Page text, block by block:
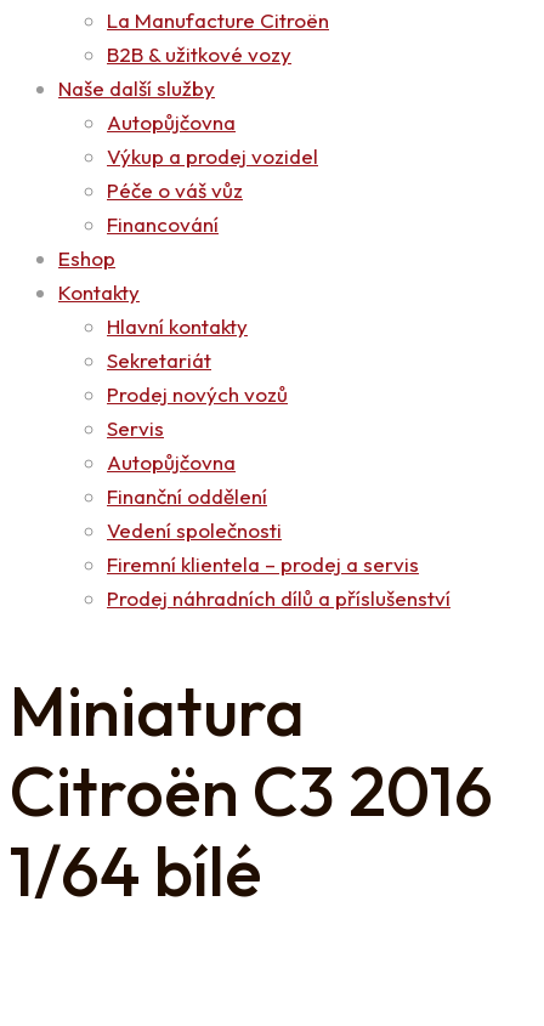
La Manufacture Citroën
B2B & užitkové vozy
Naše další služby
Autopůjčovna
Výkup a prodej vozidel
Péče o váš vůz
Financování
Eshop
Kontakty
Hlavní kontakty
Sekretariát
Prodej nových vozů
Servis
Autopůjčovna
Finanční oddělení
Vedení společnosti
Firemní klientela – prodej a servis
Prodej náhradních dílů a příslušenství
Miniatura
Citroën C3 2016
1/64 bílé